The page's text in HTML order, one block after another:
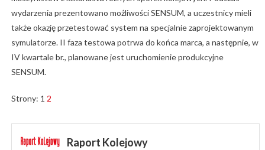
wydarzenia prezentowano możliwości SENSUM, a uczestnicy mieli
także okazję przetestować system na specjalnie zaprojektowanym
symulatorze. II faza testowa potrwa do końca marca, a następnie, w
IV kwartale br., planowane jest uruchomienie produkcyjne
SENSUM.
Strony: 1 2
Raport Kolejowy